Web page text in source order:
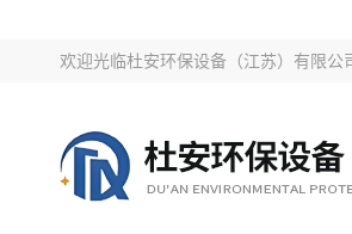
欢迎光临杜安环保设备（江苏）有限公